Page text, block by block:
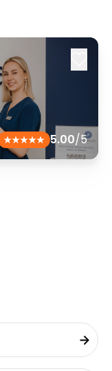
5.00/5